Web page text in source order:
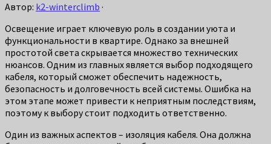
Автор: k2-winterclimb ·
Освещение играет ключевую роль в создании уюта и
функциональности в квартире. Однако за внешней
простотой света скрывается множество технических
нюансов. Одним из главных является выбор подходящего
кабеля, который сможет обеспечить надежность,
безопасность и долговечность всей системы. Ошибка на
этом этапе может привести к неприятным последствиям,
поэтому к выбору стоит подходить ответственно.
Один из важных аспектов – изоляция кабеля. Она должна